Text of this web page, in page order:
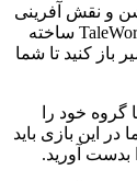
و نقش آفرینی
است، توسط استودیو بازی‌سازی TaleWorlds Entertaiment ساخته
باز کنید تا شما
خود را
این بازی باید